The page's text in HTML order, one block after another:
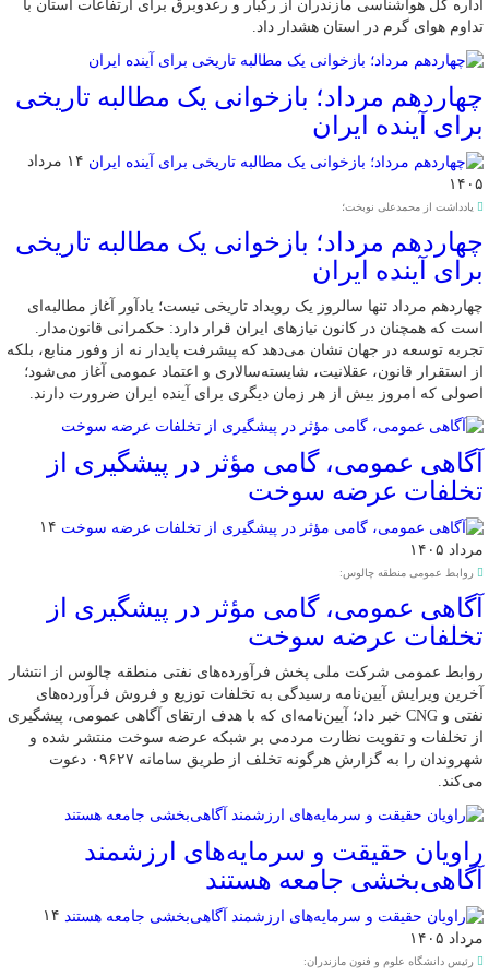
اداره کل هواشناسی مازندران از رگبار و رعدوبرق برای ارتفاعات استان با
تداوم هوای گرم در استان هشدار داد.
چهاردهم مرداد؛ بازخوانی یک مطالبه تاریخی
برای آینده ایران
۱۴ مرداد
۱۴۰۵
یادداشت از محمدعلی نوبخت؛
چهاردهم مرداد؛ بازخوانی یک مطالبه تاریخی
برای آینده ایران
چهاردهم مرداد تنها سالروز یک رویداد تاریخی نیست؛ یادآور آغاز مطالبه‌ای
است که همچنان در کانون نیازهای ایران قرار دارد: حکمرانی قانون‌مدار.
تجربه توسعه در جهان نشان می‌دهد که پیشرفت پایدار نه از وفور منابع، بلکه
از استقرار قانون، عقلانیت، شایسته‌سالاری و اعتماد عمومی آغاز می‌شود؛
اصولی که امروز بیش از هر زمان دیگری برای آینده ایران ضرورت دارند.
آگاهی عمومی، گامی مؤثر در پیشگیری از
تخلفات عرضه سوخت
۱۴
مرداد ۱۴۰۵
روابط عمومی منطقه چالوس:
آگاهی عمومی، گامی مؤثر در پیشگیری از
تخلفات عرضه سوخت
روابط عمومی شرکت ملی پخش فرآورده‌های نفتی منطقه چالوس از انتشار
آخرین ویرایش آیین‌نامه رسیدگی به تخلفات توزیع و فروش فرآورده‌های
نفتی و CNG خبر داد؛ آیین‌نامه‌ای که با هدف ارتقای آگاهی عمومی، پیشگیری
از تخلفات و تقویت نظارت مردمی بر شبکه عرضه سوخت منتشر شده و
شهروندان را به گزارش هرگونه تخلف از طریق سامانه ۰۹۶۲۷ دعوت
می‌کند.
راویان حقیقت و سرمایه‌های ارزشمند
آگاهی‌بخشی جامعه هستند
۱۴
مرداد ۱۴۰۵
رئیس دانشگاه علوم و فنون مازندران: